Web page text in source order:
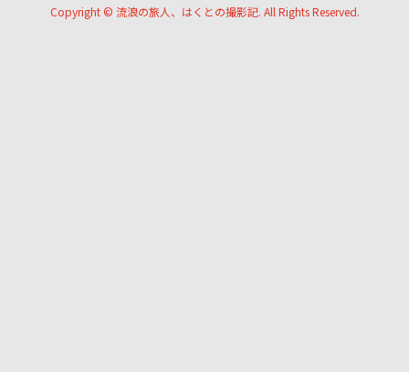
Copyright © 流浪の旅人、はくとの撮影記. All Rights Reserved.